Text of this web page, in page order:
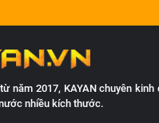
năm 2017, KAYAN chuyên kinh
nhiều kích thước.